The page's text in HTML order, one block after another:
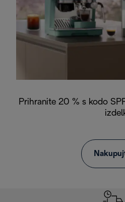
Prihranite 20 % s kodo